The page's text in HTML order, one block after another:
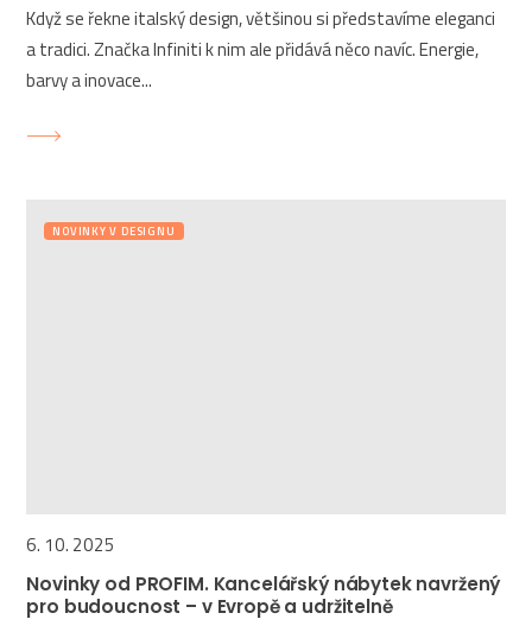
Když se řekne italský design, většinou si představíme eleganci
a tradici. Značka Infiniti k nim ale přidává něco navíc. Energie,
barvy a inovace...
NOVINKY V DESIGNU
6. 10. 2025
Novinky od PROFIM. Kancelářský nábytek navržený
pro budoucnost – v Evropě a udržitelně